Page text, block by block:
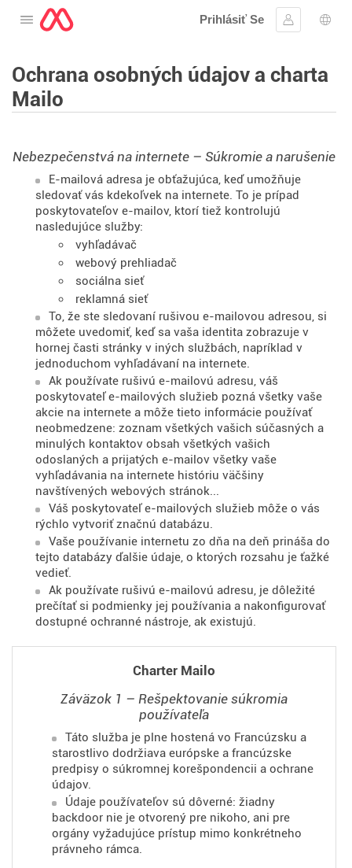
Otvorte menu
Prihlásiť Se
Prihlásiť sa
Ochrana osobných údajov a charta
Mailo
Nebezpečenstvá na internete – Súkromie a narušenie
E-mailová adresa je obťažujúca, keď umožňuje
sledovať vás kdekoľvek na internete. To je prípad
poskytovateľov e-mailov, ktorí tiež kontrolujú
nasledujúce služby:
vyhľadávač
webový prehliadač
sociálna sieť
reklamná sieť
To, že ste sledovaní rušivou e-mailovou adresou, si
môžete uvedomiť, keď sa vaša identita zobrazuje v
hornej časti stránky v iných službách, napríklad v
jednoduchom vyhľadávaní na internete.
Ak používate rušivú e-mailovú adresu, váš
poskytovateľ e-mailových služieb pozná všetky vaše
akcie na internete a môže tieto informácie používať
neobmedzene: zoznam všetkých vašich súčasných a
minulých kontaktov obsah všetkých vašich
odoslaných a prijatých e-mailov všetky vaše
vyhľadávania na internete históriu väčšiny
navštívených webových stránok...
Váš poskytovateľ e-mailových služieb môže o vás
rýchlo vytvoriť značnú databázu.
Vaše používanie internetu zo dňa na deň prináša do
tejto databázy ďalšie údaje, o ktorých rozsahu je ťažké
vedieť.
Ak používate rušivú e-mailovú adresu, je dôležité
prečítať si podmienky jej používania a nakonfigurovať
dostupné ochranné nástroje, ak existujú.
Charter Mailo
Záväzok 1 – Rešpektovanie súkromia
používateľa
Táto služba je plne hostená vo Francúzsku a
starostlivo dodržiava európske a francúzske
predpisy o súkromnej korešpondencii a ochrane
údajov.
Údaje používateľov sú dôverné: žiadny
backdoor nie je otvorený pre nikoho, ani pre
orgány vyžadujúce prístup mimo konkrétneho
právneho rámca.